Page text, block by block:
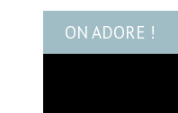
ON ADORE !